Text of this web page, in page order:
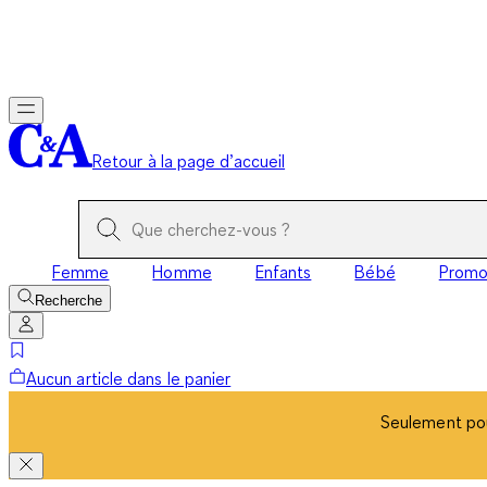
Retour à la page d’accueil
Femme Homme Enfants Bébé Promo
Recherche
Aucun article dans le panier
Seulement